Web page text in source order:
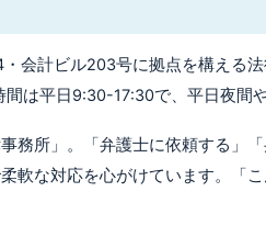
会計ビル203号に拠点を構える
は平日9:30-17:30で、平日夜間
務所」。「弁護士に依頼する」
軟な対応を心がけています。「